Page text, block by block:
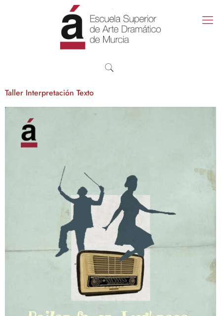
Taller Interpretación Texto